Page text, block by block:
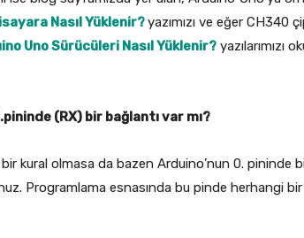
Nasıl Yüklenir?yazımızı ve eğer CH340
Uno Sürücüleri Nasıl Yüklenir? yazılarımızı
(RX) bir bağlantı var mı?
kural olmasa da bazen Arduino’nun 0. pininde
Programlama esnasında bu pinde herhangi bir